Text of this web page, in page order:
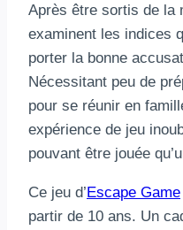
Après être sortis de la
examinent les indices
porter la bonne
Nécessitant peu de
pour se réunir en
expérience de jeu
pouvant être jouée
Ce jeu d’Escape Game
partir de 10 ans. Un